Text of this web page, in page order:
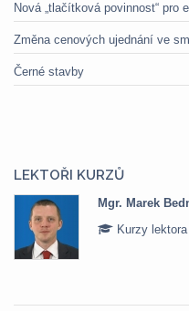
Nová „tlačítková povinnost“ pro
Změna cenových ujednání ve
Černé stavby
LEKTOŘI KURZŮ
Mgr. Marek
Kurzy lektora